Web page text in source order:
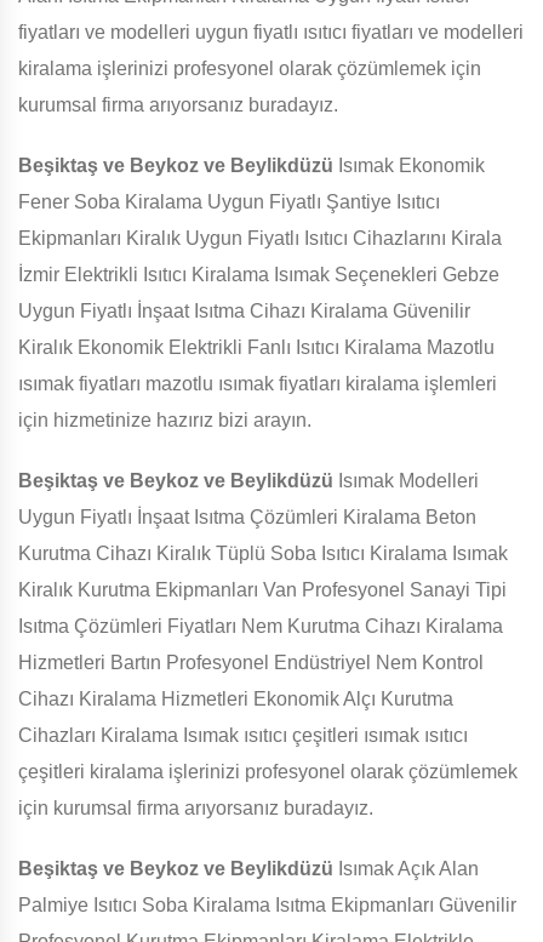
fiyatları ve modelleri uygun fiyatlı ısıtıcı fiyatları ve modelleri
kiralama işlerinizi profesyonel olarak çözümlemek için
kurumsal firma arıyorsanız buradayız.
Beşiktaş ve Beykoz ve Beylikdüzü Isımak Ekonomik
Fener Soba Kiralama Uygun Fiyatlı Şantiye Isıtıcı
Ekipmanları Kiralık Uygun Fiyatlı Isıtıcı Cihazlarını Kirala
İzmir Elektrikli Isıtıcı Kiralama Isımak Seçenekleri Gebze
Uygun Fiyatlı İnşaat Isıtma Cihazı Kiralama Güvenilir
Kiralık Ekonomik Elektrikli Fanlı Isıtıcı Kiralama Mazotlu
ısımak fiyatları mazotlu ısımak fiyatları kiralama işlemleri
için hizmetinize hazırız bizi arayın.
Beşiktaş ve Beykoz ve Beylikdüzü Isımak Modelleri
Uygun Fiyatlı İnşaat Isıtma Çözümleri Kiralama Beton
Kurutma Cihazı Kiralık Tüplü Soba Isıtıcı Kiralama Isımak
Kiralık Kurutma Ekipmanları Van Profesyonel Sanayi Tipi
Isıtma Çözümleri Fiyatları Nem Kurutma Cihazı Kiralama
Hizmetleri Bartın Profesyonel Endüstriyel Nem Kontrol
Cihazı Kiralama Hizmetleri Ekonomik Alçı Kurutma
Cihazları Kiralama Isımak ısıtıcı çeşitleri ısımak ısıtıcı
çeşitleri kiralama işlerinizi profesyonel olarak çözümlemek
için kurumsal firma arıyorsanız buradayız.
Beşiktaş ve Beykoz ve Beylikdüzü Isımak Açık Alan
Palmiye Isıtıcı Soba Kiralama Isıtma Ekipmanları Güvenilir